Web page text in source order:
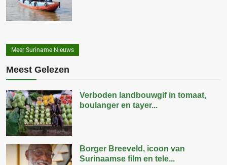
Meer Suriname Nieuws
Meest Gelezen
Verboden landbouwgif in tomaat,
boulanger en tayer...
Borger Breeveld, icoon van
Surinaamse film en tele...